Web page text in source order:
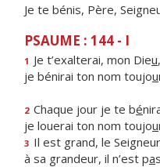
Je te bénis, Père,
PSAUME : 144 - I
1 Je t’exalterai, mon Dieu
je bénirai ton nom toujou
2 Chaque jour je te bé
je louerai ton nom toujou
3 Il est grand, le
à sa grandeur, il n’est pa